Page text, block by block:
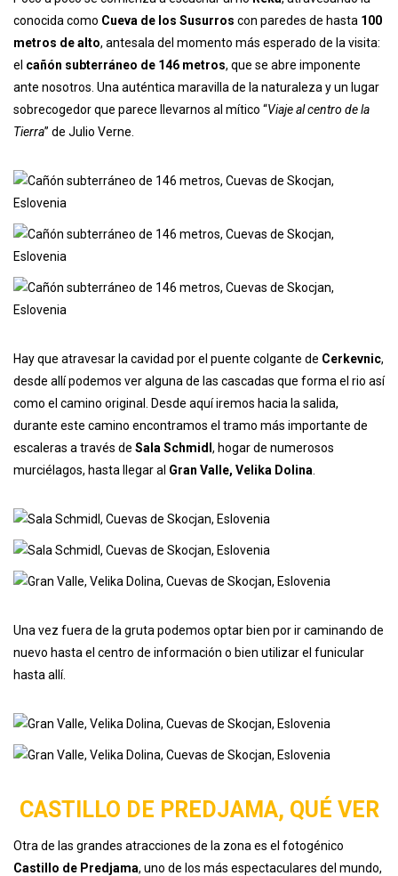
conocida como Cueva de los Susurros con paredes de hasta 100
metros de alto, antesala del momento más esperado de la visita:
el cañón subterráneo de 146 metros, que se abre imponente
ante nosotros. Una auténtica maravilla de la naturaleza y un lugar
sobrecogedor que parece llevarnos al mítico “Viaje al centro de la
Tierra” de Julio Verne.
Hay que atravesar la cavidad por el puente colgante de Cerkevnic,
desde allí podemos ver alguna de las cascadas que forma el rio así
como el camino original. Desde aquí iremos hacia la salida,
durante este camino encontramos el tramo más importante de
escaleras a través de Sala Schmidl , hogar de numerosos
murciélagos, hasta llegar al Gran Valle, Velika Dolina
Una vez fuera de la gruta podemos optar bien por ir caminando de
nuevo hasta el centro de información o bien utilizar el funicular
hasta allí.
CASTILLO DE PREDJAMA, QUÉ VER
Otra de las grandes atracciones de la zona es el fotogénico
Castillo de Predjama, uno de los más espectaculares del mundo,